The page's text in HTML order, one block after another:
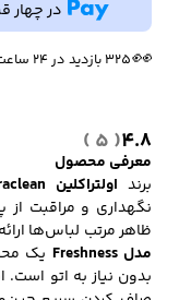
4.8
( 5 )
معرفی محصول
برند اولتراکلین Ultraclean
نگهداری و مراقبت از
ظاهر مرتب لباس‌ها
مدل Freshness
یک
بدون نیاز به اتو است.
در چهار 💰
15,750 بازگشت 🔥
👀325 بازدید در ۲۴ ساعت گذشته